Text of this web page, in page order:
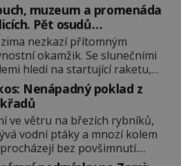
muzeum a promenáda
Pět osudů
raketoplánů
nezkazí přítomným
okamžik. Se slunečními
hledí na startující raketu,
má do vesmíru vynést kromě
také obyčejnou učitelku.
sekundách všem
úsměvy, stroj totiž
Jejich konstrukce není
kraje, daňové poplatníky
Nenápadný poklad z
ve větru na březích rybníků,
vodní ptáky a mnozí kolem
bez povšimnutí.
právě rákos pomáhal stavět